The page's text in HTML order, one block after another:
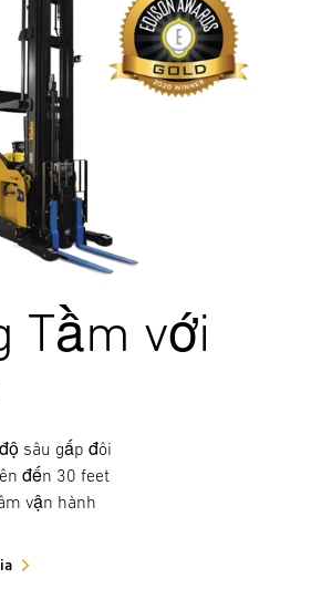
Tầm với
sâu gấp đôi
đến 30 feet
vận hành